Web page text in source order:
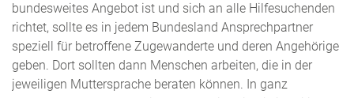
bundesweites Angebot ist und sich an alle Hilfesuchenden
richtet, sollte es in jedem Bundesland Ansprechpartner
speziell für betroffene Zugewanderte und deren Angehörige
geben. Dort sollten dann Menschen arbeiten, die in der
jeweiligen Muttersprache beraten können. In ganz